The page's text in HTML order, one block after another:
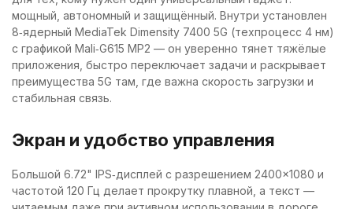
мощный, автономный и защищённый. Внутри установлен
8‑ядерный MediaTek Dimensity 7400 5G (техпроцесс 4 нм)
с графикой Mali‑G615 MP2 — он уверенно тянет тяжёлые
приложения, быстро переключает задачи и раскрывает
преимущества 5G там, где важна скорость загрузки и
стабильная связь.
Экран и удобство управления
Большой 6.72" IPS‑дисплей с разрешением 2400×1080 и
частотой 120 Гц делает прокрутку плавной, а текст —